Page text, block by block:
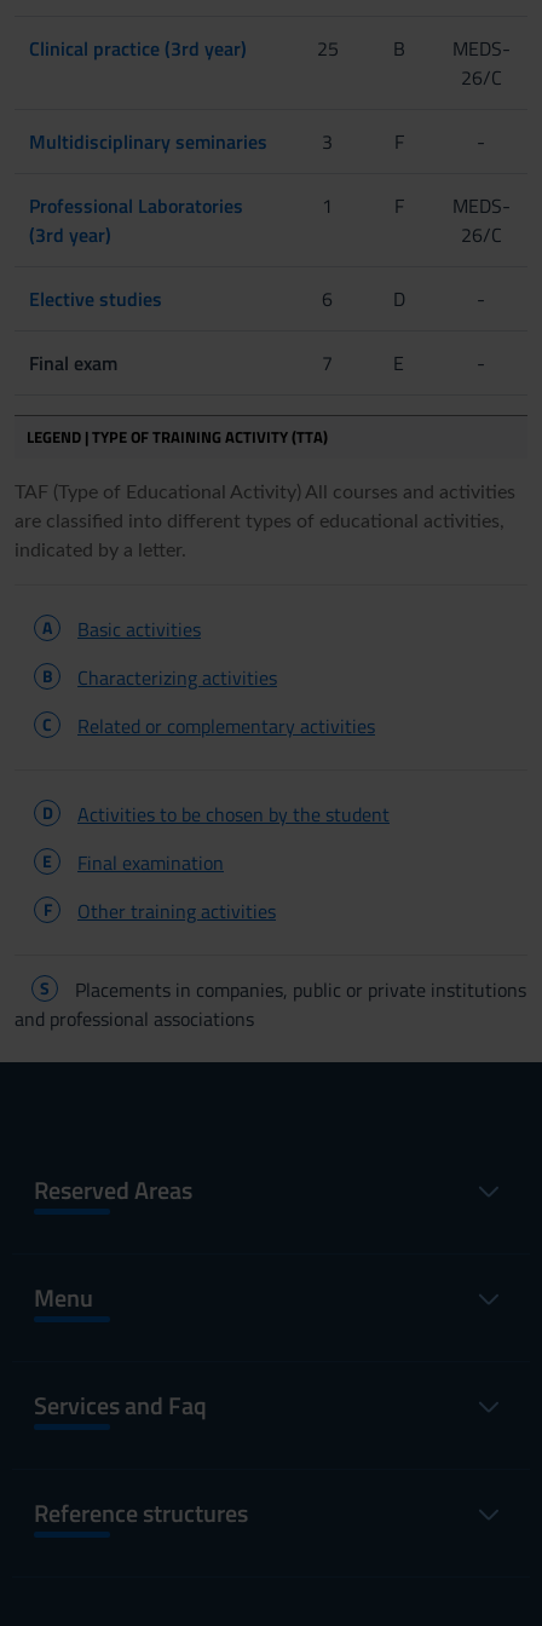
Clinical practice (3rd year) 25 B
MEDS-
26/C
Multidisciplinary seminaries 3 F -
Professional Laboratories
(3rd year)
1 F
MEDS-
26/C
Elective studies 6 D -
Final exam 7 E -
LEGEND | TYPE OF TRAINING ACTIVITY (TTA)
TAF (Type of Educational Activity) All courses and activities
are classified into different types of educational activities,
indicated by a letter.
A Basic activities
B Characterizing activities
C Related or complementary activities
D Activities to be chosen by the student
E Final examination
F Other training activities
S
Placements in companies, public or private institutions
and professional associations
Reserved Areas
Menu
Services and Faq
Reference structures